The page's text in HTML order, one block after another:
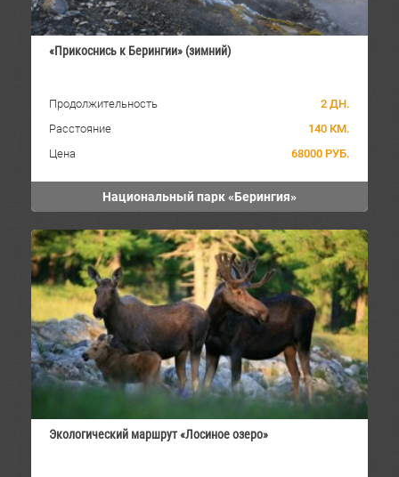
«Прикоснись к Берингии» (зимний)
Продолжительность
2 ДН.
Расстояние
140 КМ.
Цена
68000 РУБ.
Национальный парк «Берингия»
Экологический маршрут «Лосиное озеро»